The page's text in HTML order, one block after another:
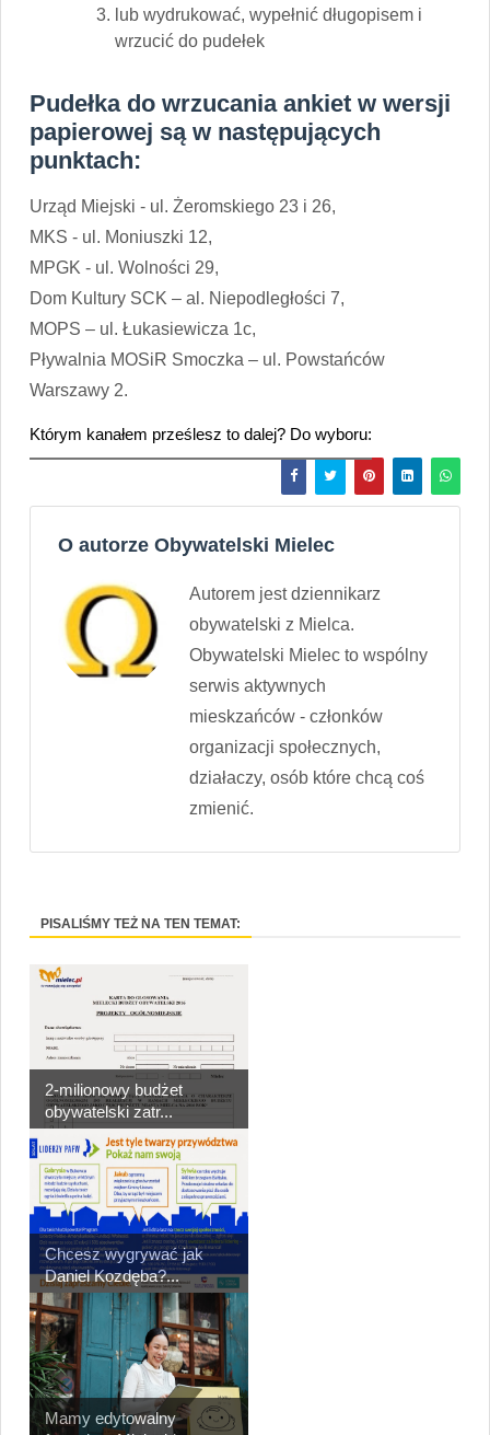
lub wydrukować, wypełnić długopisem i
wrzucić do pudełek
Pudełka do wrzucania ankiet w wersji
papierowej są w następujących
punktach:
Urząd Miejski - ul. Żeromskiego 23 i 26,
MKS - ul. Moniuszki 12,
MPGK - ul. Wolności 29,
Dom Kultury SCK – al. Niepodległości 7,
MOPS – ul. Łukasiewicza 1c,
Pływalnia MOSiR Smoczka – ul. Powstańców
Warszawy 2.
Którym kanałem prześlesz to dalej? Do wyboru:
O autorze Obywatelski Mielec
Autorem jest dziennikarz
obywatelski z Mielca.
Obywatelski Mielec to wspólny
serwis aktywnych
mieskzańców - członków
organizacji społecznych,
działaczy, osób które chcą coś
zmienić.
PISALIŚMY TEŻ NA TEN TEMAT:
2-milionowy budżet
obywatelski zatr...
Chcesz wygrywać jak
Daniel Kozdęba?...
Mamy edytowalny